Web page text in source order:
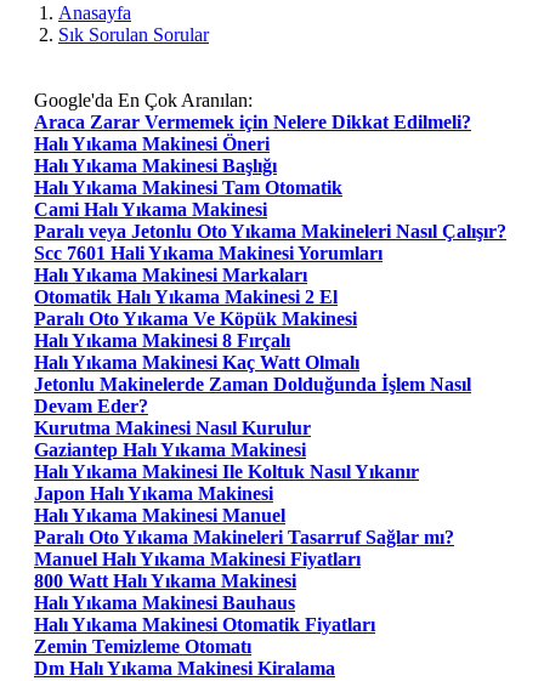
Anasayfa
Sık Sorulan Sorular
Google'da En Çok Aranılan:
Araca Zarar Vermemek için Nelere Dikkat Edilmeli?
Halı Yıkama Makinesi Öneri
Halı Yıkama Makinesi Başlığı
Halı Yıkama Makinesi Tam Otomatik
Cami Halı Yıkama Makinesi
Paralı veya Jetonlu Oto Yıkama Makineleri Nasıl Çalışır?
Scc 7601 Hali Yıkama Makinesi Yorumları
Halı Yıkama Makinesi Markaları
Otomatik Halı Yıkama Makinesi 2 El
Paralı Oto Yıkama Ve Köpük Makinesi
Halı Yıkama Makinesi 8 Fırçalı
Halı Yıkama Makinesi Kaç Watt Olmalı
Jetonlu Makinelerde Zaman Dolduğunda İşlem Nasıl
Devam Eder?
Kurutma Makinesi Nasıl Kurulur
Gaziantep Halı Yıkama Makinesi
Halı Yıkama Makinesi Ile Koltuk Nasıl Yıkanır
Japon Halı Yıkama Makinesi
Halı Yıkama Makinesi Manuel
Paralı Oto Yıkama Makineleri Tasarruf Sağlar mı?
Manuel Halı Yıkama Makinesi Fiyatları
800 Watt Halı Yıkama Makinesi
Halı Yıkama Makinesi Bauhaus
Halı Yıkama Makinesi Otomatik Fiyatları
Zemin Temizleme Otomatı
Dm Halı Yıkama Makinesi Kiralama